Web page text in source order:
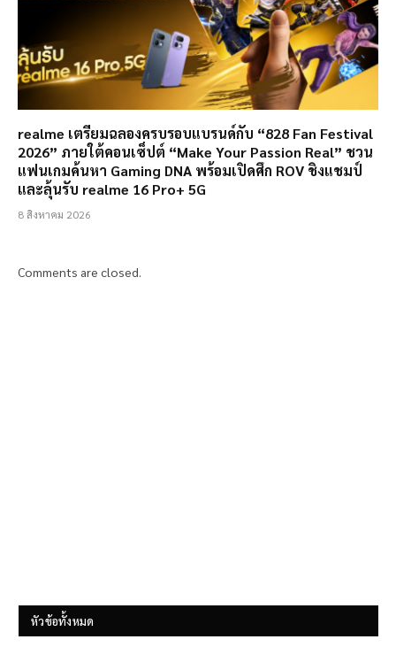
realme เตรียมฉลองครบรอบแบรนด์กับ “828 Fan Festival
2026” ภายใต้คอนเซ็ปต์ “Make Your Passion Real” ชวน
แฟนเกมค้นหา Gaming DNA พร้อมเปิดศึก ROV ชิงแชมป์
และลุ้นรับ realme 16 Pro+ 5G
8 สิงหาคม 2026
Comments are closed.
หัวข้อทั้งหมด